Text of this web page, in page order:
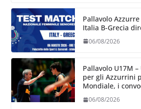
Pallavolo
Italia B-Grecia
06/08/2026
Pallavolo U17M
per gli Azzurrini
Mondiale, i
06/08/2026